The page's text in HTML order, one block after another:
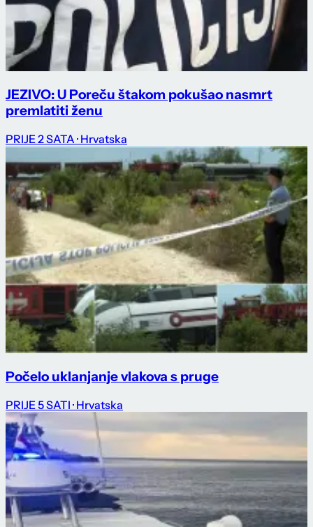
JEZIVO: U Poreču štakom pokušao nasmrt
premlatiti ženu
PRIJE 2 SATA · Hrvatska
Počelo uklanjanje vlakova s pruge
PRIJE 5 SATI · Hrvatska